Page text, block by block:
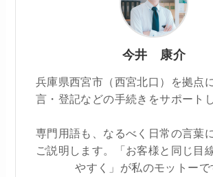
今井 康介
兵庫県西宮市（西宮北口）を拠点
言・登記などの手続きをサポート
専門用語も、なるべく日常の言葉
ご説明します。「お客様と同じ目
やすく」が私のモットーで